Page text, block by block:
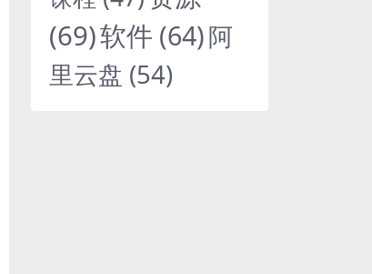
(69)软件 (64)阿
里云盘 (54)